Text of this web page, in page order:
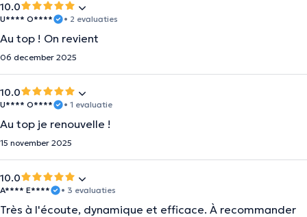
10.0
U**** O**** • 2 evaluaties
Au top ! On revient
06 december 2025
10.0
U**** O**** • 1 evaluatie
Au top je renouvelle !
15 november 2025
10.0
A**** E**** • 3 evaluaties
Très à l'écoute, dynamique et efficace. À recommander